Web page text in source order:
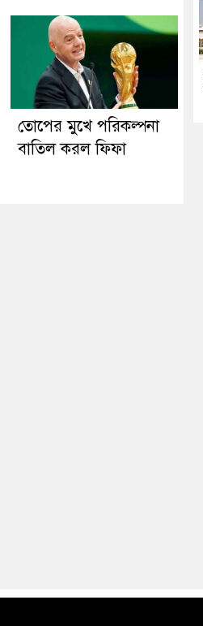
তোপের মুখে পরিকল্পনা
বাতিল করল ফিফা